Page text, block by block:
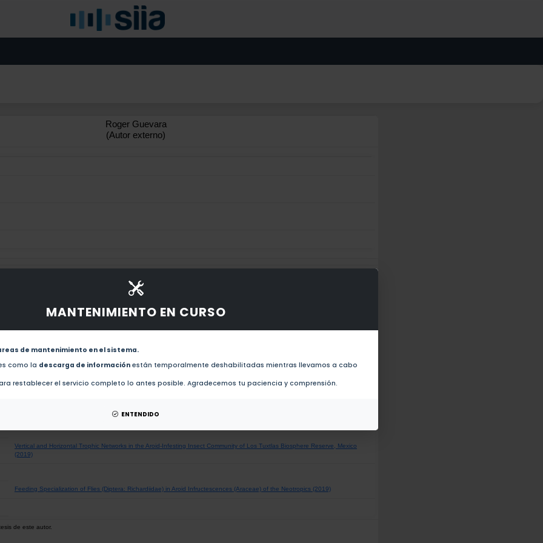
MANTENIMIENTO EN CURSO
de mantenimiento en el sistema.
como la descarga de información están temporalmente deshabilitadas mientras llevamos a cabo
restablecer el servicio completo lo antes posible. Agradecemos tu paciencia y comprensión.
ENTENDIDO
Roger Guevara
(Autor externo)
Size-dependent variation in thermal tolerance among tropical bee species (2025)
Species delimitation in Ceratozamia (Zamiaceae) from Southwestern Mexico, in light of reproductive and climatic diversification
The phylogenetic diversity and structure of the seasonally dry forests in the Neotropics (2021)
Vertical and Horizontal Trophic Networks in the Aroid-Infesting Insect Community of Los Tuxtlas Biosphere Reserve, Mexico
(2019)
Feeding Specialization of Flies (Diptera: Richardiidae) in Aroid Infructescences (Araceae) of the Neotropics (2019)
de este autor.